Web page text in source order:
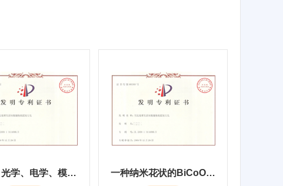
催化、光学、电学、模拟退火优化、热处理，基于模拟退火优化算法的二元团簇结构优化方法，否，需要 一种纳米花状的BiCoO纳米材料及其制备方法和应用